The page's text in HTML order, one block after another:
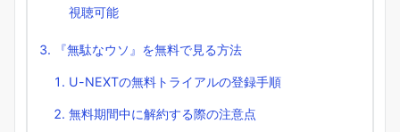
視聴可能
『無駄なウソ』を無料で見る方法
U-NEXTの無料トライアルの登録手順
無料期間中に解約する際の注意点